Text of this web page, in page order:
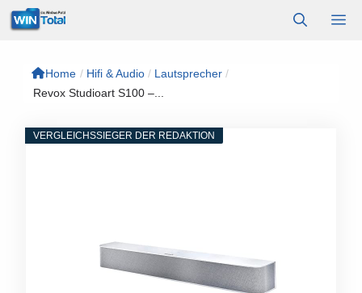
Zum
Inhalt
Home / Hifi & Audio / Lautsprecher /
Revox Studioart S100 –...
VERGLEICHSSIEGER DER REDAKTION